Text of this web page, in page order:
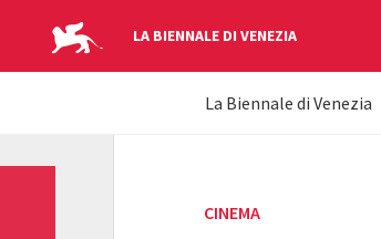
LA BIENNALE DI VENEZIA
YOUR
La Biennale di Venezia
CINEMA